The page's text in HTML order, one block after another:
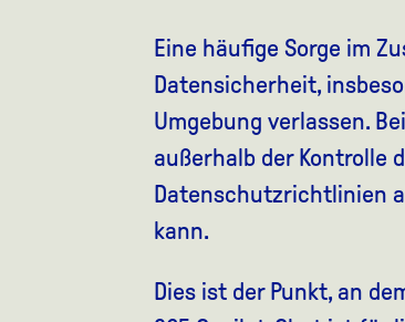
Eine häufige Sorge im
Datensicherheit,
Umgebung verlassen.
außerhalb der Kontrolle
Datenschutzrichtlinien
kann.
Dies ist der Punkt, an